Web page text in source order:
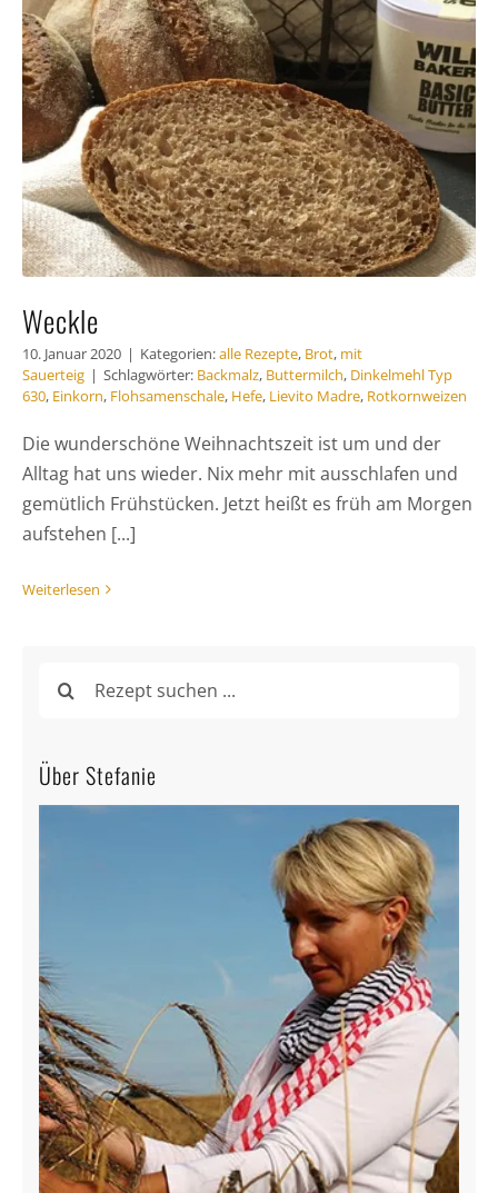
Weckle
10. Januar 2020 | Kategorien:alle Rezepte, Brot, mit
Sauerteig | Schlagwörter: Backmalz, Buttermilch, Dinkelmehl Typ
630, Einkorn, Flohsamenschale, Hefe, Lievito Madre, Rotkornweizen
Die wunderschöne Weihnachtszeit ist um und der
Alltag hat uns wieder. Nix mehr mit ausschlafen und
gemütlich Frühstücken. Jetzt heißt es früh am Morgen
aufstehen [...]
Weiterlesen
nach:
Über Stefanie